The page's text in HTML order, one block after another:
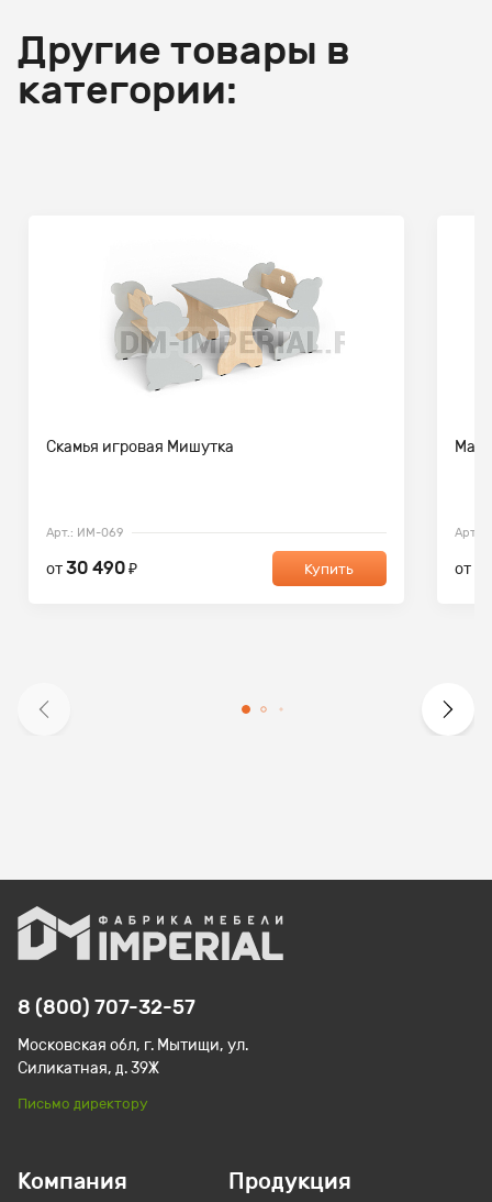
Другие товары в
категории:
Скамья игровая Мишутка
Арт.: ИМ-069
от30 490₽ Купить
Арт.:
от
Компания Продукция
8 (800) 707-32-57
Московская обл, г. Мытищи, ул.
Силикатная, д. 39Ж
Письмо директору